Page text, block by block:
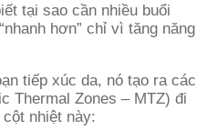
tại sao cần nhiều buổi
hơn” chỉ vì tăng năng
tiếp xúc da, nó tạo ra các
Thermal Zones – MTZ) đi
nhiệt này: